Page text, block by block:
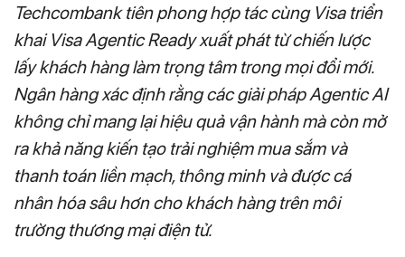
Techcombank tiên phong hợp tác cùng Visa triển
khai Visa Agentic Ready xuất phát từ chiến lược
lấy khách hàng làm trọng tâm trong mọi đổi mới.
Ngân hàng xác định rằng các giải pháp Agentic AI
không chỉ mang lại hiệu quả vận hành mà còn mở
ra khả năng kiến tạo trải nghiệm mua sắm và
thanh toán liền mạch, thông minh và được cá
nhân hóa sâu hơn cho khách hàng trên môi
trường thương mại điện tử.